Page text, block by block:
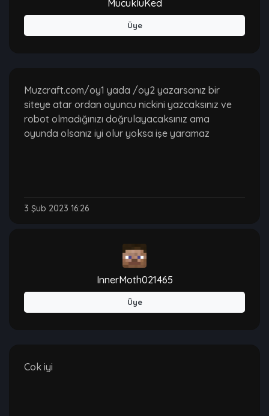
MucukluKed
Üye
Muzcraft.com/oy1 yada /oy2 yazarsanız bir
siteye atar ordan oyuncu nickini yazcaksınız ve
robot olmadığınızı doğrulayacaksınız ama
oyunda olsanız iyi olur yoksa işe yaramaz
3 Şub 2023 16:26
InnerMoth021465
Üye
Cok iyi